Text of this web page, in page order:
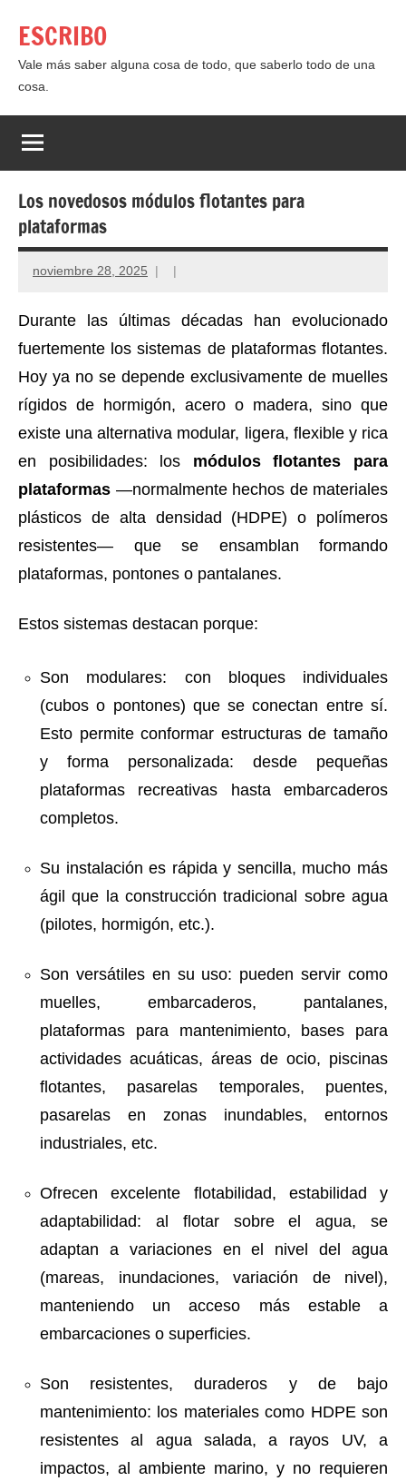
contenido
ESCRIBO
Vale más saber alguna cosa de todo, que saberlo todo de una
cosa.
Los novedosos módulos flotantes para
plataformas
noviembre 28, 2025
Durante las últimas décadas han evolucionado
fuertemente los sistemas de plataformas flotantes.
Hoy ya no se depende exclusivamente de muelles
rígidos de hormigón, acero o madera, sino que
existe una alternativa modular, ligera, flexible y rica
en posibilidades: los módulos flotantes para
plataformas —normalmente hechos de materiales
plásticos de alta densidad (HDPE) o polímeros
resistentes— que se ensamblan formando
plataformas, pontones o pantalanes.
Estos sistemas destacan porque:
Son modulares: con bloques individuales
(cubos o pontones) que se conectan entre sí.
Esto permite conformar estructuras de tamaño
y forma personalizada: desde pequeñas
plataformas recreativas hasta embarcaderos
completos.
Su instalación es rápida y sencilla, mucho más
ágil que la construcción tradicional sobre agua
(pilotes, hormigón, etc.).
Son versátiles en su uso: pueden servir como
muelles, embarcaderos, pantalanes,
plataformas para mantenimiento, bases para
actividades acuáticas, áreas de ocio, piscinas
flotantes, pasarelas temporales, puentes,
pasarelas en zonas inundables, entornos
industriales, etc.
Ofrecen excelente flotabilidad, estabilidad y
adaptabilidad: al flotar sobre el agua, se
adaptan a variaciones en el nivel del agua
(mareas, inundaciones, variación de nivel),
manteniendo un acceso más estable a
embarcaciones o superficies.
Son resistentes, duraderos y de bajo
mantenimiento: los materiales como HDPE son
resistentes al agua salada, a rayos UV, a
impactos, al ambiente marino, y no requieren